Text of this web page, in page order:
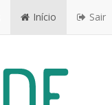
Início Sair